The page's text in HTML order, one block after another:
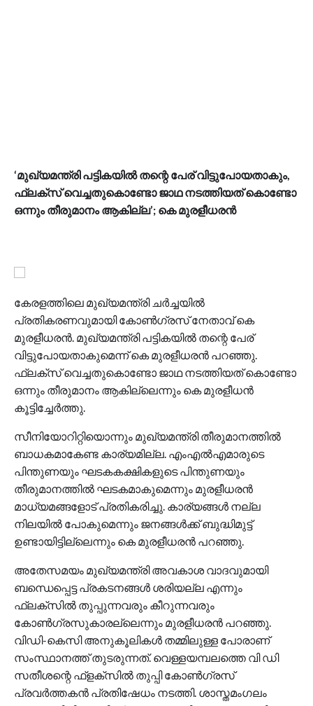
‘മുഖ്യമന്ത്രി പട്ടികയിൽ തന്റെ പേര് വിട്ടുപോയതാകും,
ഫ്ലക്സ് വെച്ചതുകൊണ്ടോ ജാഥ നടത്തിയത് കൊണ്ടോ
ഒന്നും തീരുമാനം ആകില്ല’; കെ മുരളീധരൻ
കേരളത്തിലെ മുഖ്യമന്ത്രി ചർച്ചയിൽ
പ്രതികരണവുമായി കോൺ​ഗ്രസ് നേതാവ് കെ
മുരളീധരൻ. മുഖ്യമന്ത്രി പട്ടികയിൽ തന്റെ പേര്
വിട്ടുപോയതാകുമെന്ന് കെ മുരളീധരൻ പറഞ്ഞു.
ഫ്ലക്സ് വെച്ചതുകൊണ്ടോ ജാഥ നടത്തിയത് കൊണ്ടോ
ഒന്നും തീരുമാനം ആകില്ലെന്നും കെ മുരളീധൻ
കൂട്ടിച്ചേർത്തു.
സീനിയോറിറ്റിയൊന്നും മുഖ്യമന്ത്രി തീരുമാനത്തിൽ
ബാധകമാകേണ്ട കാര്യമില്ല. എംഎൽഎമാരുടെ
പിന്തുണയും ഘടകകക്ഷികളുടെ പിന്തുണയും
തീരുമാനത്തിൽ ഘടകമാകുമെന്നും മുരളീധരൻ
മാധ്യമങ്ങളോട് പ്രതികരിച്ചു. കാര്യങ്ങൾ നല്ല
നിലയിൽ പോകുമെന്നും ജനങ്ങൾക്ക് ബുദ്ധിമുട്ട്
ഉണ്ടായിട്ടില്ലെന്നും കെ മുരളീധരൻ പറഞ്ഞു.
അതേസമയം മുഖ്യമന്ത്രി അവകാശ വാദവുമായി
ബന്ധെപ്പെട്ട പ്രകടനങ്ങൾ ശരിയല്ല എന്നും
ഫ്ലക്സിൽ തുപ്പുന്നവരും കീറുന്നവരും
കോൺഗ്രസുകാരല്ലെന്നും മുരളീധരൻ പറഞ്ഞു.
വിഡി-കെസി അനുകൂലികൾ തമ്മിലുള്ള പോരാണ്
സംസ്ഥാനത്ത് തുടരുന്നത്. വെള്ളയമ്പലത്തെ വി ഡി
സതീശന്റെ ഫ്ളക്സിൽ തുപ്പി കോൺഗ്രസ്
പ്രവർത്തകൻ പ്രതിഷേധം നടത്തി. ശാസ്തമംഗലം